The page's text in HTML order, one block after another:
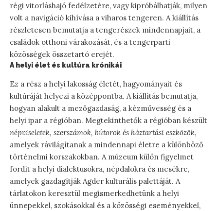
régi vitorláshajó fedélzetére, vagy kipróbálhatják, milyen
volt a navigáció kihívása a viharos tengeren. A kiállítás
részletesen bemutatja a tengerészek mindennapjait, a
családok otthoni várakozását, és a tengerparti
közösségek összetartó erejét.
A helyi élet és kultúra krónikái
Ez a rész a helyi lakosság életét, hagyományait és
kultúráját helyezi a középpontba. A kiállítás bemutatja,
hogyan alakult a mezőgazdaság, a kézművesség és a
helyi ipar a régióban. Megtekinthetők a régióban készült
népviseletek, szerszámok, bútorok és háztartási eszközök,
amelyek rávilágítanak a mindennapi életre a különböző
történelmi korszakokban. A múzeum külön figyelmet
fordít a helyi dialektusokra, népdalokra és mesékre,
amelyek gazdagítják Agder kulturális palettáját. A
tárlatokon keresztül megismerkedhetünk a helyi
ünnepekkel, szokásokkal és a közösségi eseményekkel,